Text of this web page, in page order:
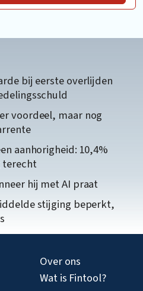
bij eerste overlijden
voordeel, maar nog
aanhorigheid: 10,4%
terecht
hij met AI praat
stijging beperkt,
Over ons
Wat is Fintool?